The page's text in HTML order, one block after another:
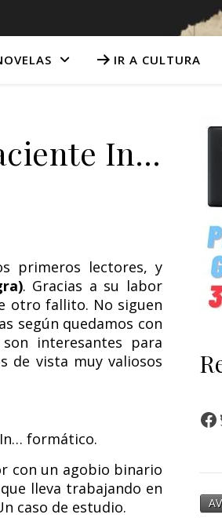
IR A CULTURA
In…
primeros lectores, y
. Gracias a su labor
otro fallito. No siguen
según quedamos con
interesantes para
de vista muy valiosos
formático.
con un agobio binario
lleva trabajando en
caso de estudio.